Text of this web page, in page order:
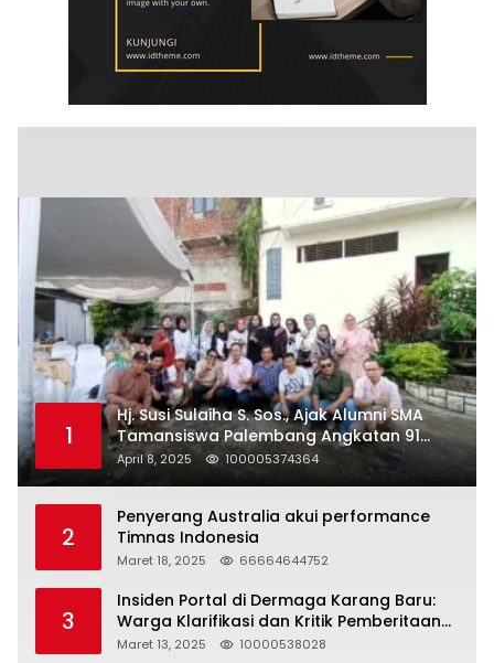
1
Hj. Susi Sulaiha S. Sos., Ajak Alumni SMA
Tamansiswa Palembang Angkatan 91
Halal Bihalal
April 8, 2025 100005374364
2
Penyerang Australia akui performance
Timnas Indonesia
Maret 18, 2025 66664644752
3
Insiden Portal di Dermaga Karang Baru:
Warga Klarifikasi dan Kritik Pemberitaan
yang Tidak Akurat
Maret 13, 2025 10000538028